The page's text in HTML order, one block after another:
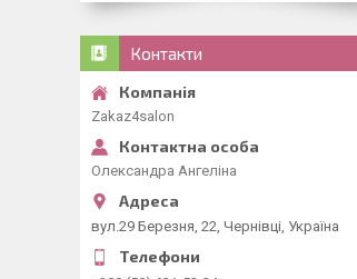
Контакти
Zakaz4salon
Олександра Ангеліна
вул.29 Березня, 22, Чернівці, Україна